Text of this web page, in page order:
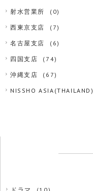
射水営業所 (0)
西東京支店 (7)
名古屋支店 (6)
四国支店 (74)
沖縄支店 (67)
NISSHO ASIA(THAILAND)